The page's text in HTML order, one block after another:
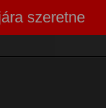
szeretne